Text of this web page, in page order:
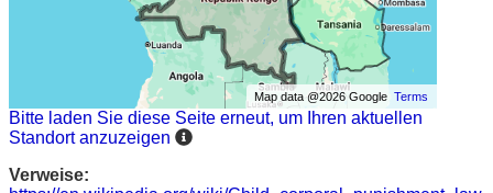
Map data @2026 GoogleTerms
Bitte laden Sie diese Seite erneut, um Ihren aktuellen
Standort anzuzeigen
Verweise: